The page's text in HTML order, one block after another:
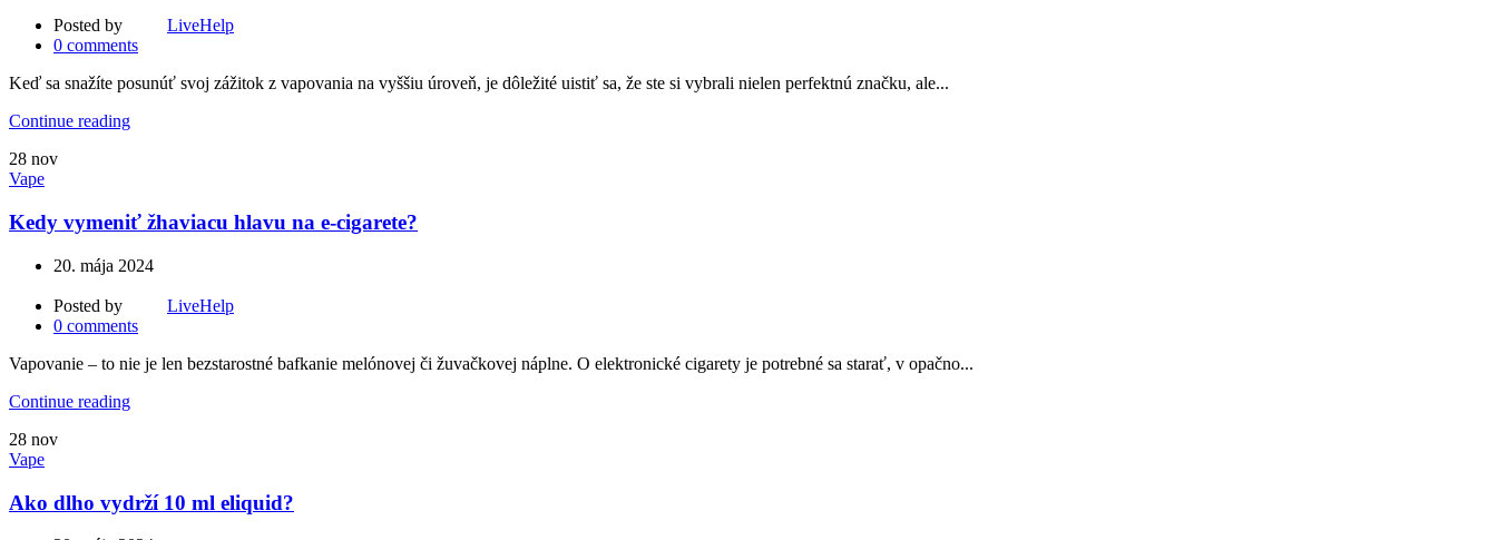
Posted by
LiveHelp
0 comments
Keď sa snažíte posunúť svoj zážitok z vapovania na vyššiu úroveň, je dôležité uistiť sa, že ste si vybrali nielen perfektnú značku, ale...
Continue reading
28 nov
Vape
Kedy vymeniť žhaviacu hlavu na e-cigarete?
20. mája 2024
Posted by
LiveHelp
0 comments
Vapovanie – to nie je len bezstarostné bafkanie melónovej či žuvačkovej náplne. O elektronické cigarety je potrebné sa starať, v opačno...
Continue reading
28 nov
Vape
Ako dlho vydrží 10 ml eliquid?